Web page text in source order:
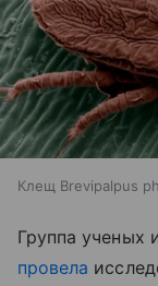
Клещ Brevipalpus
Группа ученых
провела